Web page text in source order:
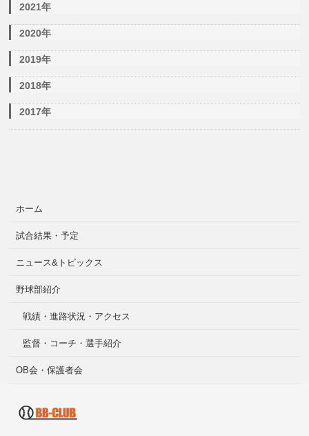
2021年
2020年
2019年
2018年
2017年
ホーム
試合結果・予定
ニュース&トピックス
野球部紹介
戦績・進路状況・アクセス
監督・コーチ・選手紹介
OB会・保護者会